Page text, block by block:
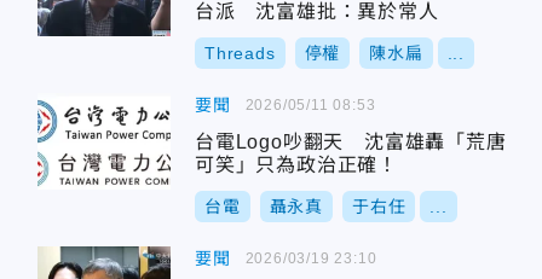
台派 沈富雄批：異於常人
Threads 停權 陳水扁
要聞
台電Logo吵翻天 沈富雄轟「荒唐
可笑」只為政治正確！
台電 聶永真 于右任
2026/05/11 08:53
要聞 2026/03/19 23:10